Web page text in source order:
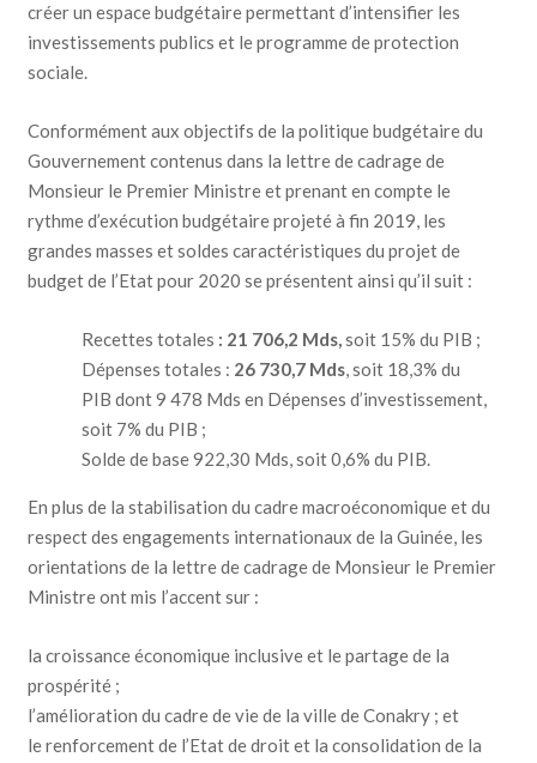
créer un espace budgétaire permettant d’intensifier les
investissements publics et le programme de protection
sociale.
Conformément aux objectifs de la politique budgétaire du
Gouvernement contenus dans la lettre de cadrage de
Monsieur le Premier Ministre et prenant en compte le
rythme d’exécution budgétaire projeté à fin 2019, les
grandes masses et soldes caractéristiques du projet de
budget de l’Etat pour 2020 se présentent ainsi qu’il suit :
Recettes totales : 21 706,2 Mds,soit 15% du PIB ;
Dépenses totales : 26 730,7 Mds, soit 18,3% du
PIB dont 9 478 Mds en Dépenses d’investissement,
soit 7% du PIB ;
Solde de base 922,30 Mds, soit 0,6% du PIB.
En plus de la stabilisation du cadre macroéconomique et du
respect des engagements internationaux de la Guinée, les
orientations de la lettre de cadrage de Monsieur le Premier
Ministre ont mis l’accent sur :
la croissance économique inclusive et le partage de la
prospérité ;
l’amélioration du cadre de vie de la ville de Conakry ; et
le renforcement de l’Etat de droit et la consolidation de la